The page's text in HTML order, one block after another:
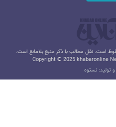
است. نقل مطالب با ذکر منبع بلامانع است.
Copyright © 2025 khabaronline
تولید: نستوه